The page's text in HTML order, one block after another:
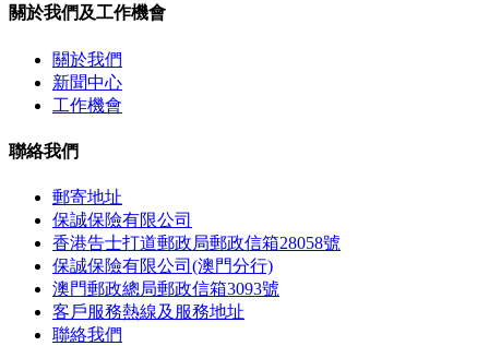
關於我們及工作機會
關於我們
新聞中心
工作機會
聯絡我們
郵寄地址
保誠保險有限公司
香港告士打道郵政局郵政信箱28058號
保誠保險有限公司(澳門分行)
澳門郵政總局郵政信箱3093號
客戶服務熱線及服務地址
聯絡我們